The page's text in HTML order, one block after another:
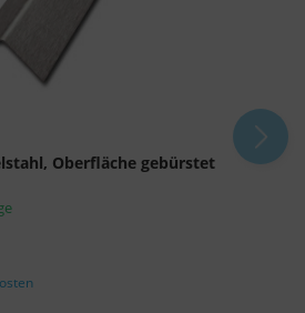
Oberfläche gebürstet